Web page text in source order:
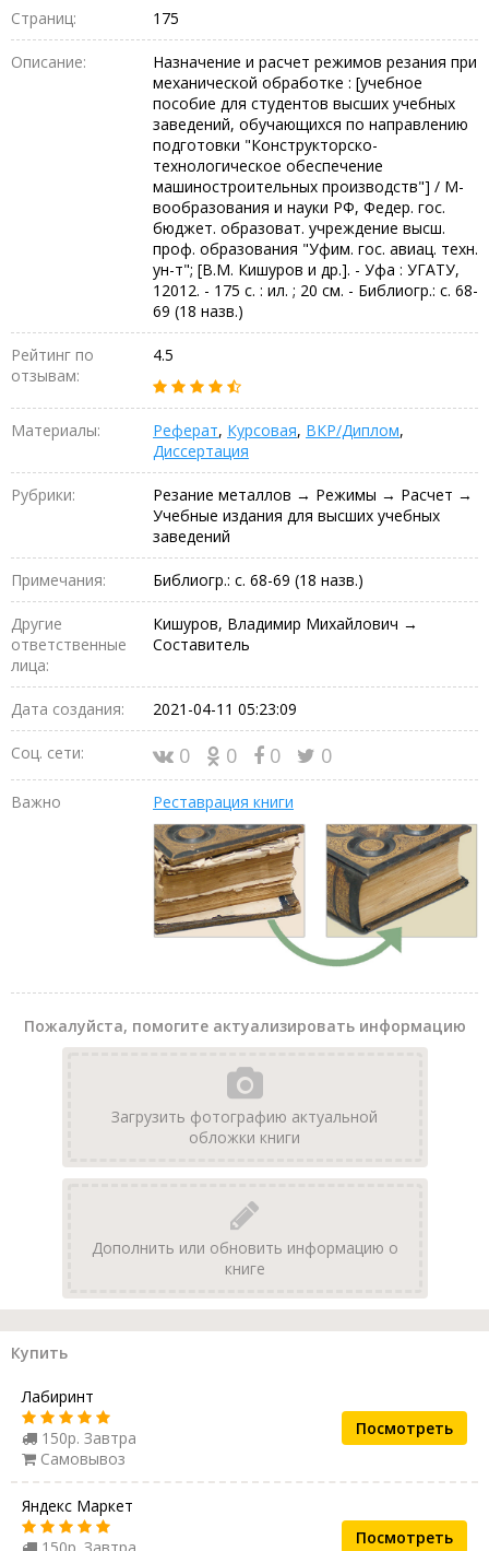
Страниц: 175
Описание:
Назначение и расчет режимов резания при
механической обработке : [учебное
пособие для студентов высших учебных
заведений, обучающихся по направлению
подготовки "Конструкторско-
технологическое обеспечение
машиностроительных производств"] / М-
вообразования и науки РФ, Федер. гос.
бюджет. образоват. учреждение высш.
проф. образования "Уфим. гос. авиац. техн.
ун-т"; [В.М. Кишуров и др.]. - Уфа : УГАТУ,
12012. - 175 с. : ил. ; 20 см. - Библиогр.: с. 68-
69 (18 назв.)
Рейтинг по
отзывам:
4.5
Материалы: Реферат, Курсовая, ВКР/Диплом,
Диссертация
Рубрики:
Резание металлов → Режимы → Расчет →
Учебные издания для высших учебных
заведений
Примечания: Библиогр.: с. 68-69 (18 назв.)
Другие
ответственные
лица:
Кишуров, Владимир Михайлович →
Составитель
Дата создания: 2021-04-11 05:23:09
Соц. сети: 0 0 0 0
Важно Реставрация книги
Пожалуйста, помогите актуализировать информацию
Загрузить фотографию актуальной
обложки книги
Дополнить или обновить информацию о
книге
Купить
Лабиринт
150р. Завтра
Самовывоз
Посмотреть
Яндекс Маркет
Посмотреть